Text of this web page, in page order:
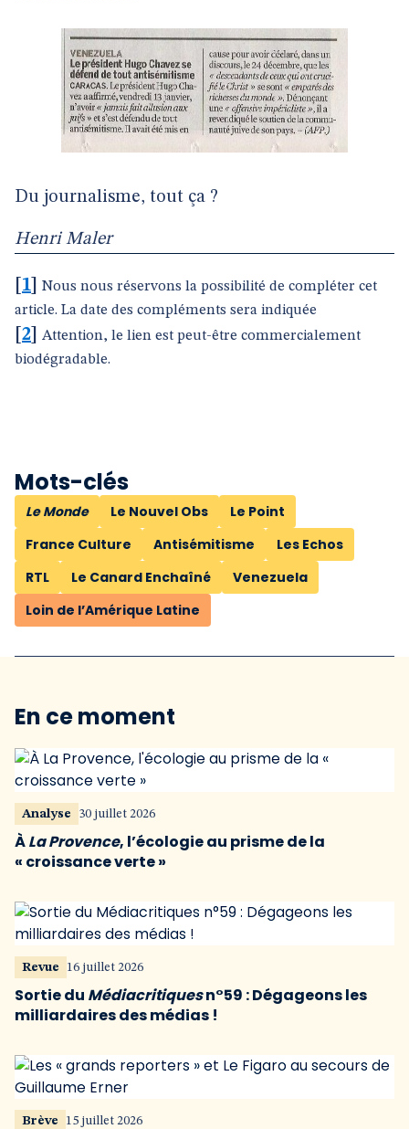
Du journalisme, tout ça ?
Henri Maler
1
Nous nous réservons la possibilité de compléter cet
article. La date des compléments sera indiquée
2
Attention, le lien est peut-être commercialement
biodégradable.
Mots-clés
Le Monde Le Nouvel Obs
Le Point
France Culture
Antisémitisme
Les Echos
RTL
Le Canard Enchaîné
Venezuela
Loin de l’Amérique Latine
En ce moment
Analyse 30 juillet 2026
ÀLa Provence, l’écologie au prisme de la
« croissance verte »
Revue 16 juillet 2026
Sortie du Médiacritiquesn°59 : Dégageons les
milliardaires des médias !
Brève 15 juillet 2026